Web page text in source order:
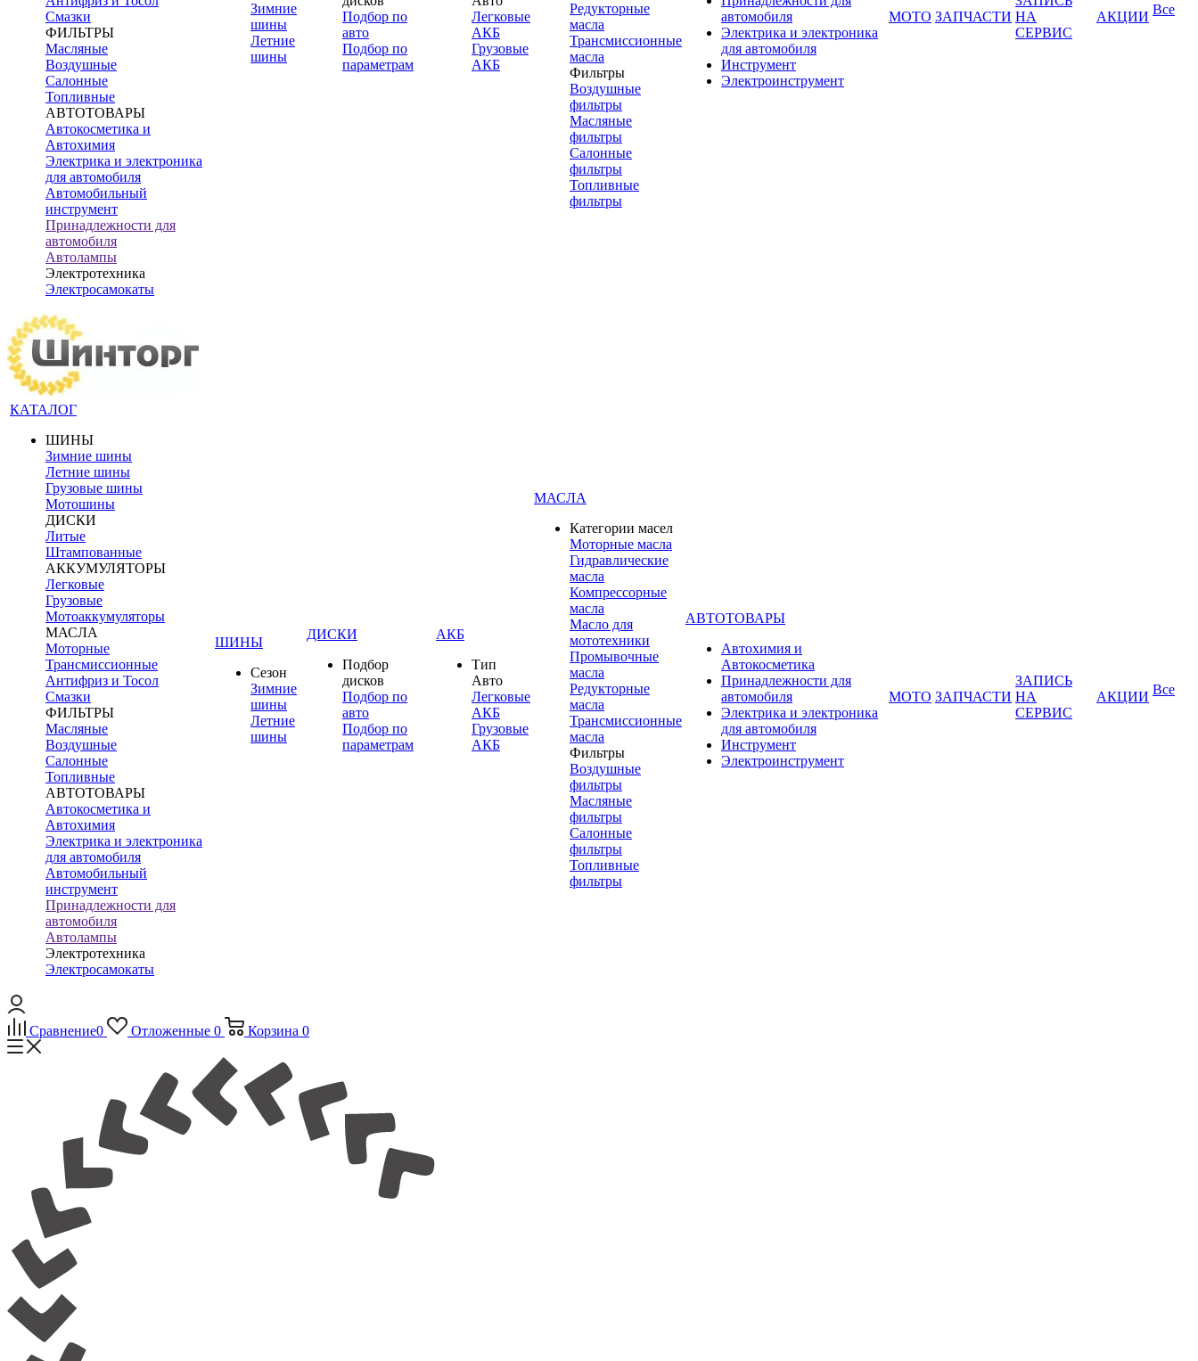
Смазки
ФИЛЬТРЫ
Масляные
Воздушные
Салонные
Топливные
АВТОТОВАРЫ
Автокосметика и
Автохимия
Электрика и электроника
для автомобиля
Автомобильный
инструмент
Принадлежности для
автомобиля
Автолампы
Электротехника
Электросамокаты
Зимние
шины
Летние
шины
Подбор по
авто
Подбор по
параметрам
Легковые
АКБ
Грузовые
АКБ
Редукторные
масла
Трансмиссионные
масла
Фильтры
Воздушные
фильтры
Масляные
фильтры
Салонные
фильтры
Топливные
фильтры
автомобиля
Электрика и электроника
для автомобиля
Инструмент
Электроинструмент
МОТО ЗАПЧАСТИ НА
СЕРВИС
АКЦИИ Все
КАТАЛОГ
ШИНЫ
Зимние шины
Летние шины
Грузовые шины
Мотошины
ДИСКИ
Литые
Штампованные
АККУМУЛЯТОРЫ
Легковые
Грузовые
Мотоаккумуляторы
МАСЛА
Моторные
Трансмиссионные
Антифриз и Тосол
Смазки
ФИЛЬТРЫ
Масляные
Воздушные
Салонные
Топливные
АВТОТОВАРЫ
Автокосметика и
Автохимия
Электрика и электроника
для автомобиля
Автомобильный
инструмент
Принадлежности для
автомобиля
Автолампы
Электротехника
Электросамокаты
ШИНЫ
Сезон
Зимние
шины
Летние
шины
ДИСКИ
Подбор
дисков
Подбор по
авто
Подбор по
параметрам
АКБ
Тип
Авто
Легковые
АКБ
Грузовые
АКБ
МАСЛА
Категории масел
Моторные масла
Гидравлические
масла
Компрессорные
масла
Масло для
мототехники
Промывочные
масла
Редукторные
масла
Трансмиссионные
масла
Фильтры
Воздушные
фильтры
Масляные
фильтры
Салонные
фильтры
Топливные
фильтры
АВТОТОВАРЫ
Автохимия и
Автокосметика
Принадлежности для
автомобиля
Электрика и электроника
для автомобиля
Инструмент
Электроинструмент
МОТО ЗАПЧАСТИ
ЗАПИСЬ
НА
СЕРВИС
АКЦИИ Все
Сравнение0 Отложенные 0 Корзина 0